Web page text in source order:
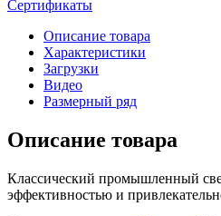
Сертификаты
Описание товара
Характеристики
Загрузки
Видео
Размерный ряд
Описание товара
Классический промышленный
эффективностью и